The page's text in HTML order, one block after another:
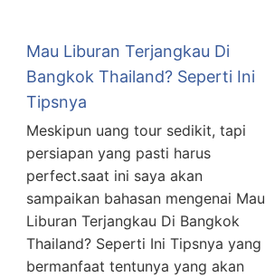
Mau Liburan Terjangkau Di
Bangkok Thailand? Seperti Ini
Tipsnya
Meskipun uang tour sedikit, tapi
persiapan yang pasti harus
perfect.saat ini saya akan
sampaikan bahasan mengenai Mau
Liburan Terjangkau Di Bangkok
Thailand? Seperti Ini Tipsnya yang
bermanfaat tentunya yang akan